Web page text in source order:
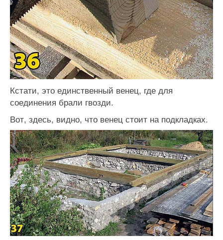
Кстати, это единственный венец, где для
соединения брали гвозди.
Вот, здесь, видно, что венец стоит на подкладках.